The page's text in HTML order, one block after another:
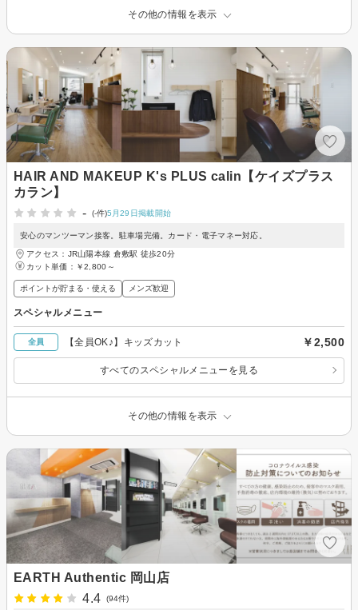
その他の情報を表示
HAIR AND MAKEUP K's PLUS calin【ケイズプラス
カラン】
-
(-件)5月29日掲載開始
安心のマンツーマン接客。駐車場完備。カード・電子マネー対応。
アクセス：JR山陽本線 倉敷駅 徒歩20分
カット単価： ￥2,800～
ポイントが貯まる・使える メンズ歓迎
スペシャルメニュー
全員 【全員OK♪】キッズカット ￥2,500
すべてのスペシャルメニューを見る
その他の情報を表示
EARTH Authentic 岡山店
4.4
(94件)